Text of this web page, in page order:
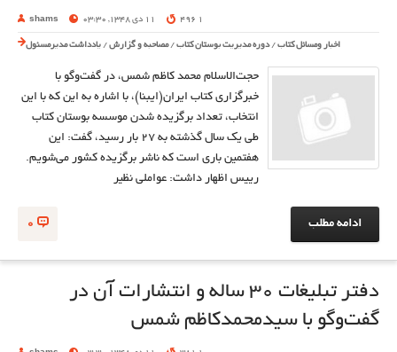
shams 11 دی 1348, 03:30 1 496
اخبار ومسائل کتاب /دوره مدیریت بوستان کتاب /مصاحبه و گزارش / یادداشت مدیرمسئول
حجت‌الاسلام محمد كاظم شمس، در گفت‌وگو با
خبرگزاري كتاب ايران(ايبنا)، با اشاره به اين كه با اين
انتخاب، تعداد برگزيده شدن موسسه بوستان كتاب
طي يك سال گذشته به 27 بار رسيد، گفت: اين
هفتمين باري است كه ناشر برگزيده كشور مي‌شويم.
رييس اظهار داشت: عواملي نظير
0 ادامه مطلب
دفتر تبليغات 30 ساله و انتشارات آن در
گفت‌وگو با سيدمحمدكاظم شمس